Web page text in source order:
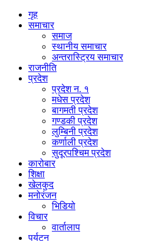
गृह
समाचार
समाज
स्थानीय समाचार
अन्तरास्ट्रिय समाचार
राजनीति
प्रदेश
प्रदेश न. १
मधेस प्रदेश
बागमती प्रदेश
गण्डकी प्रदेश
लुम्बिनी प्रदेश
कर्णाली प्रदेश
सुदूरपश्चिम प्रदेश
कारोबार
शिक्षा
खेलकुद
मनोरंजन
भिडियो
विचार
वार्तालाप
पर्यटन